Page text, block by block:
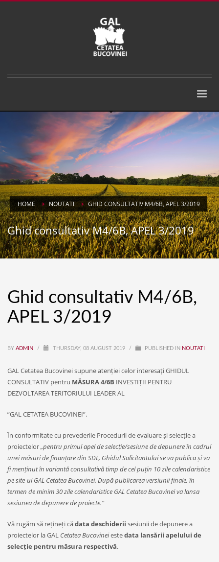
HOME NOUTATI GHID CONSULTATIV M4/6B, APEL 3/2019
Ghid consultativ M4/6B, APEL 3/2019
Ghid consultativ M4/6B,
APEL 3/2019
BY ADMIN / THURSDAY, 08 AUGUST 2019 / PUBLISHED IN NOUTATI
GAL Cetatea Bucovinei supune atenției celor interesați GHIDUL
CONSULTATIV pentru MĂSURA 4/6B INVESTIȚII PENTRU
DEZVOLTAREA TERITORIULUI LEADER AL
”GAL CETATEA BUCOVINEI”.
În conformitate cu prevederile Procedurii de evaluare și selecție a
proiectelor„pentru primul apel de selecție/sesiune de depunere în cadrul
unei măsuri de finanțare din SDL, Ghidul Solicitantului se va publica și va
fi menținut în variantă consultativă timp de cel puțin 10 zile calendaristice
pe site-ul GAL Cetatea Bucovinei. După publicarea versiunii finale, în
termen de minim 30 zile calendaristice GAL Cetatea Bucovinei va lansa
sesiunea de depunere de proiecte.”
Vă rugăm să rețineți cădata deschiderii sesiunii de depunere a
proiectelor la GAL Cetatea Bucovineiestedata lansării apelului de
selecție pentru măsura respectivă.